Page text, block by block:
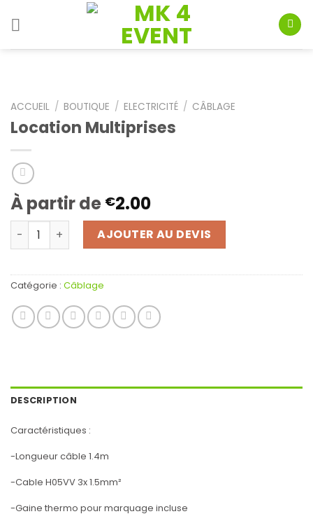
ACCUEIL / BOUTIQUE / ELECTRICITÉ / CÂBLAGE
Location Multiprises
À partir de €2.00
quantité de Location Multiprises
AJOUTER AU DEVIS
Catégorie : Câblage
DESCRIPTION
Caractéristiques :
-Longueur câble 1.4m
-Cable H05VV 3x 1.5mm²
-Gaine thermo pour marquage incluse